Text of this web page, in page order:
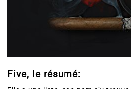
Five, le résumé: